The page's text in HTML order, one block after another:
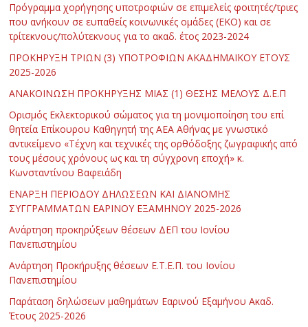
Πρόγραμμα χορήγησης υποτροφιών σε επιμελείς φοιτητές/τριες
που ανήκουν σε ευπαθείς κοινωνικές ομάδες (ΕΚΟ) και σε
τρίτεκνους/πολύτεκνους για το ακαδ. έτος 2023-2024
ΠΡΟΚΗΡΥΞΗ ΤΡΙΩΝ (3) ΥΠΟΤΡΟΦΙΩΝ ΑΚΑΔΗΜΑΪΚΟΥ ΕΤΟΥΣ
2025-2026
ΑΝΑΚΟΙΝΩΣΗ ΠΡΟΚΗΡΥΞΗΣ ΜΙΑΣ (1) ΘΕΣΗΣ ΜΕΛΟΥΣ Δ.Ε.Π
Ορισμός Εκλεκτορικού σώματος για τη μονιμοποίηση του επί
θητεία Επίκουρου Καθηγητή της ΑΕΑ Αθήνας με γνωστικό
αντικείμενο «Τέχνη και τεχνικές της ορθόδοξης ζωγραφικής από
τους μέσους χρόνους ως και τη σύγχρονη εποχή» κ.
Κωνσταντίνου Βαφειάδη
ΕΝΑΡΞΗ ΠΕΡΙΟΔΟΥ ΔΗΛΩΣΕΩΝ ΚΑΙ ΔΙΑΝΟΜΗΣ
ΣΥΓΓΡΑΜΜΑΤΩΝ ΕΑΡΙΝΟΥ ΕΞΑΜΗΝΟΥ 2025-2026
Ανάρτηση προκηρύξεων θέσεων ΔΕΠ του Ιονίου
Πανεπιστημίου
Ανάρτηση Προκήρυξης θέσεων Ε.Τ.Ε.Π. του Ιονίου
Πανεπιστημίου
Παράταση δηλώσεων μαθημάτων Εαρινού Εξαμήνου Ακαδ.
Έτους 2025-2026